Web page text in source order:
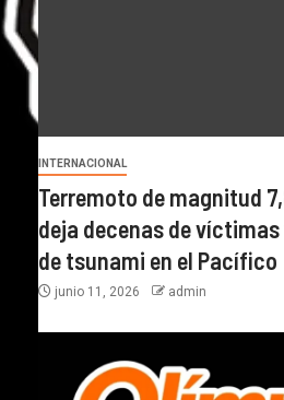
INTERNACIONAL
Terremoto de magnitud
deja decenas de
de tsunami en el Pacífico
junio 11, 2026 admin